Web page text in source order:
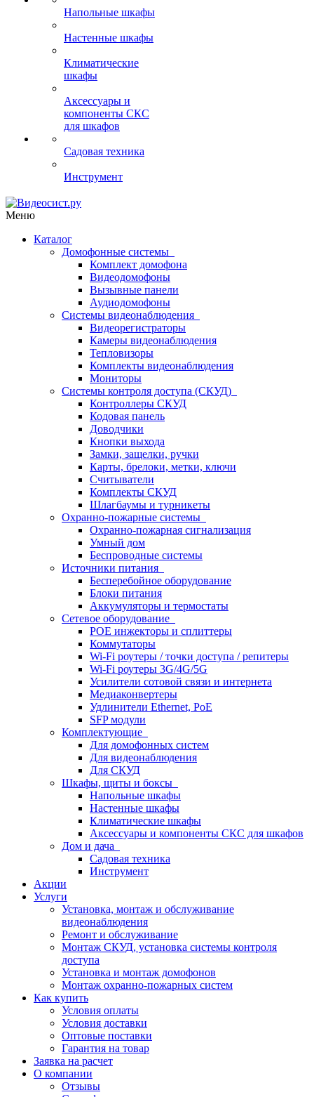
Напольные шкафы
Настенные шкафы
Климатические
шкафы
Аксессуары и
компоненты СКС
для шкафов
Садовая техника
Инструмент
Меню
Каталог
Домофонные системы
Комплект домофона
Видеодомофоны
Вызывные панели
Аудиодомофоны
Системы видеонаблюдения
Видеорегистраторы
Камеры видеонаблюдения
Тепловизоры
Комплекты видеонаблюдения
Мониторы
Системы контроля доступа (СКУД)
Контроллеры СКУД
Кодовая панель
Доводчики
Кнопки выхода
Замки, защелки, ручки
Карты, брелоки, метки, ключи
Считыватели
Комплекты СКУД
Шлагбаумы и турникеты
Охранно-пожарные системы
Охранно-пожарная сигнализация
Умный дом
Беспроводные системы
Источники питания
Бесперебойное оборудование
Блоки питания
Аккумуляторы и термостаты
Сетевое оборудование
POE инжекторы и сплиттеры
Коммутаторы
Wi-Fi роутеры / точки доступа / репитеры
Wi-Fi роутеры 3G/4G/5G
Усилители сотовой связи и интернета
Медиаконвертеры
Удлинители Ethernet, PoE
SFP модули
Комплектующие
Для домофонных систем
Для видеонаблюдения
Для СКУД
Шкафы, щиты и боксы
Напольные шкафы
Настенные шкафы
Климатические шкафы
Аксессуары и компоненты СКС для шкафов
Дом и дача
Садовая техника
Инструмент
Акции
Услуги
Установка, монтаж и обслуживание
видеонаблюдения
Ремонт и обслуживание
Монтаж СКУД, установка системы контроля
доступа
Установка и монтаж домофонов
Монтаж охранно-пожарных систем
Как купить
Условия оплаты
Условия доставки
Оптовые поставки
Гарантия на товар
Заявка на расчет
О компании
Отзывы